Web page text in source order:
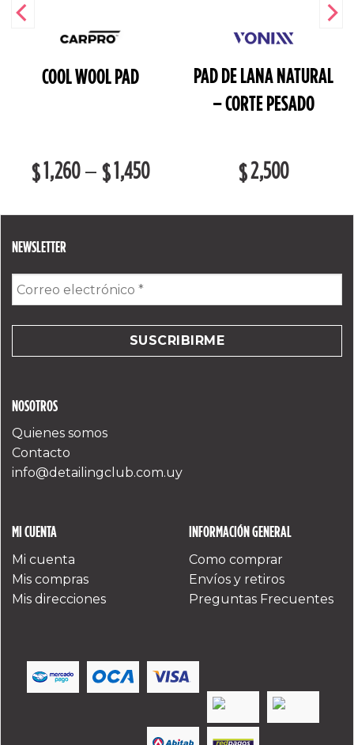
COOL WOOL PAD
$1,260– $1,450
PAD DE LANA NATURAL
– CORTE PESADO
$2,500
NOSOTROS
Quienes somos
Contacto
info@detailingclub.com.uy
MI CUENTA
Mi cuenta
Mis compras
Mis direcciones
INFORMACIÓN GENERAL
Como comprar
Envíos y retiros
Preguntas Frecuentes
NEWSLETTER
electrónico